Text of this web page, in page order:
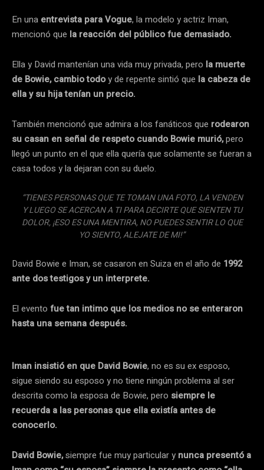
En una entrevista para Vogue, la modelo y actriz Iman,
mencionó que la reacción del público fue demasiado.
Ella y David mantenían una vida muy privada, pero la muerte
de Bowie, cambio todoy de repente sintió que la cabeza de
ella y su hija tenían un precio.
También mencionó que admira a los fanáticos que rodearon
su casan en señal de respeto cuando Bowie murió,pero
llegó un punto en el que ella quería que solamente se fueran a
casa todos y la dejaran con su duelo.
“TIENES PERSONAS QUE TE TOMAN UNA FOTO, LA VENDEN
Y LUEGO SE ACERCAN A TI PARA DECIRTE QUE SIENTEN TU
DOLOR, ¡ESO ES UNA MENTIRA, NO PUEDES SENTIR LO QUE
YO SIENTO, ALEJATE DE MI!”
David Bowie e Iman, se casaron en Suiza en el año de 1992
ante dos testigos y un interprete.
El evento fue tan intimo que los medios no se enteraron
hasta una semana después.
Iman insistió en que David Bowie, no es su ex esposo,
sigue siendo su esposo y no tiene ningún problema al ser
descrita como la esposa de Bowie, pero siempre le
recuerda a las personas que ella existía antes de
conocerlo.
David Bowie,siempre fue muy particular y nunca presentó a